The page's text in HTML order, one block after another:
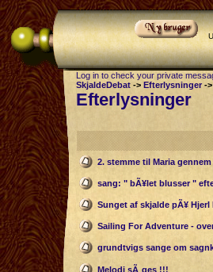
Log in to check your private
SkjaldeDebat -> Efterlysninger ->
Efterlysninger
2. stemme til Maria
sang: " bÃ¥let blusser "
Sunget af skjalde pÃ¥ Hjerl
Sailing For Adventure -
grundtvigs sange om
Melodi sÃ¸ges !!!